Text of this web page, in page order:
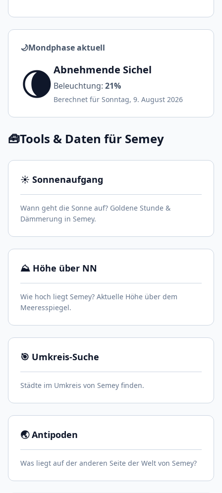
🌙Mondphase aktuell
🌘Abnehmende Sichel
Beleuchtung: 21%
Berechnet für Sonntag, 9. August 2026
🧰Tools & Daten für Semey
☀️ Sonnenaufgang
Wann geht die Sonne auf? Goldene Stunde &
Dämmerung in Semey.
⛰️ Höhe über NN
Wie hoch liegt Semey? Aktuelle Höhe über dem
Meeresspiegel.
🎯 Umkreis-Suche
Städte im Umkreis von Semey finden.
🌏 Antipoden
Was liegt auf der anderen Seite der Welt von Semey?